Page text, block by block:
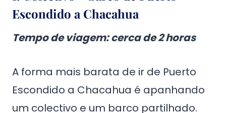
Escondido a Chacahua
Tempo de viagem: cerca de 2 horas
A forma mais barata de ir de Puerto
Escondido a Chacahua é apanhando
um colectivo e um barco partilhado.